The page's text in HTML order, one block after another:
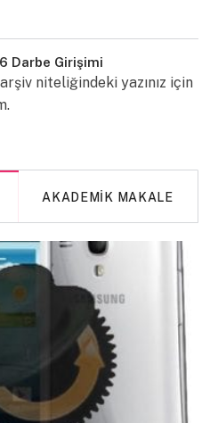
Darbe Girişimi
niteliğindeki yazınız için
AKADEMIK MAKALE